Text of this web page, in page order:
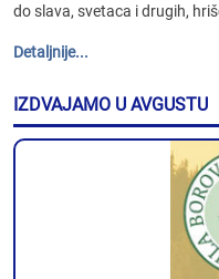
do slava, svetaca i drugih,
Detaljnije...
IZDVAJAMO U AVGUSTU